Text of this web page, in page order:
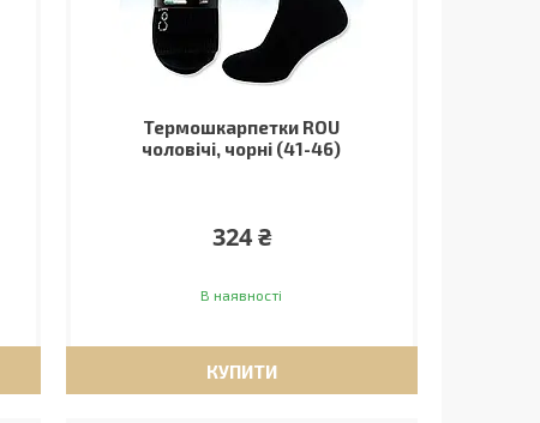
Термошкарпетки ROU
чоловічі, чорні (41-46)
324 ₴
В наявності
КУПИТИ